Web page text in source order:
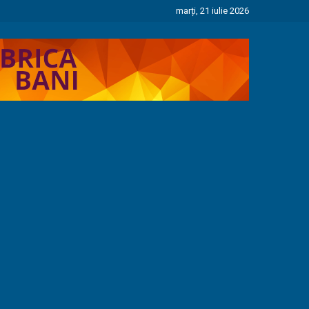
marți, 21 iulie 2026